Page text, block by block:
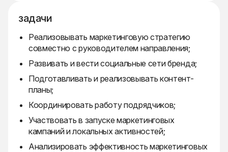
задачи
Реализовывать маркетинговую стратегию
совместно с руководителем направления;
Развивать и вести социальные сети бренда;
Подготавливать и реализовывать контент-
планы;
Координировать работу подрядчиков;
Участвовать в запуске маркетинговых
кампаний и локальных активностей;
Анализировать эффективность маркетинговых